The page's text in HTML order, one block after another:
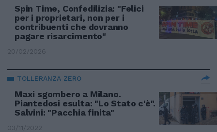
Spin Time, Confedilizia: "Felici
per i proprietari, non per i
contribuenti che dovranno
pagare risarcimento"
20/02/2026
TOLLERANZA ZERO
Maxi sgombero a Milano.
Piantedosi esulta: "Lo Stato c'è".
Salvini: "Pacchia finita"
03/11/2022